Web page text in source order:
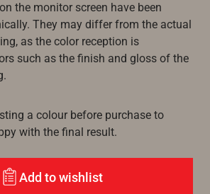
the monitor screen have been
They may differ from the actual
as the color reception is
such as the finish and gloss of the
a colour before purchase to
with the final result.
Add to wishlist